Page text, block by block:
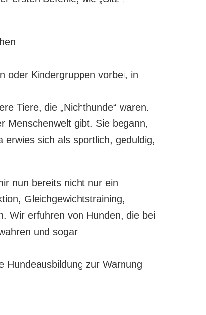
oder Kindergruppen vorbei, in
Tiere, die „Nichthunde“ waren.
Menschenwelt gibt. Sie begann,
sich als sportlich, geduldig,
nun bereits nicht nur ein
Gleichgewichtstraining,
Wir erfuhren von Hunden, die bei
und sogar
Hundeausbildung zur Warnung